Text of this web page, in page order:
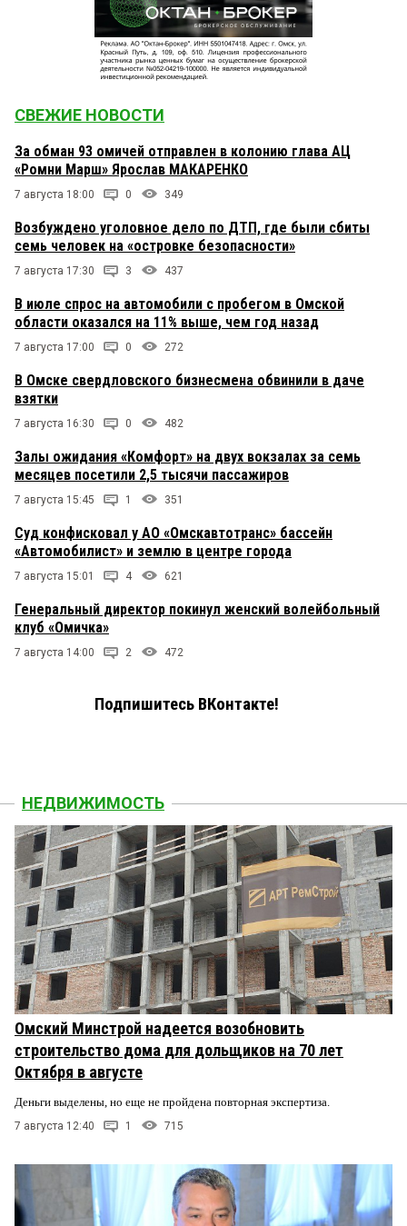
СВЕЖИЕ НОВОСТИ
За обман 93 омичей отправлен в колонию глава АЦ
«Ромни Марш» Ярослав МАКАРЕНКО
7 августа 18:00 0 349
Возбуждено уголовное дело по ДТП, где были сбиты
семь человек на «островке безопасности»
7 августа 17:30 3 437
В июле спрос на автомобили с пробегом в Омской
области оказался на 11% выше, чем год назад
7 августа 17:00 0 272
В Омске свердловского бизнесмена обвинили в даче
взятки
7 августа 16:30 0 482
Залы ожидания «Комфорт» на двух вокзалах за семь
месяцев посетили 2,5 тысячи пассажиров
7 августа 15:45 1 351
Суд конфисковал у АО «Омскавтотранс» бассейн
«Автомобилист» и землю в центре города
7 августа 15:01 4 621
Генеральный директор покинул женский волейбольный
клуб «Омичка»
7 августа 14:00 2 472
Подпишитесь ВКонтакте!
НЕДВИЖИМОСТЬ
Омский Минстрой надеется возобновить
строительство дома для дольщиков на 70 лет
Октября в августе
Деньги выделены, но еще не пройдена повторная экспертиза.
7 августа 12:40 1 715